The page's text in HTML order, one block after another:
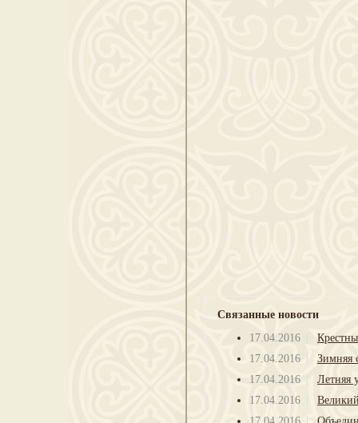
Связанные новости
17.04.2016
17.04.2016
Зимняя
17.04.2016
Летняя
17.04.2016